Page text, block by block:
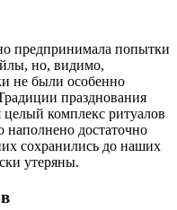
предпринимала попытки
но, видимо,
не были особенно
празднования
комплекс ритуалов
достаточно
сохранились до наших
утеряны.